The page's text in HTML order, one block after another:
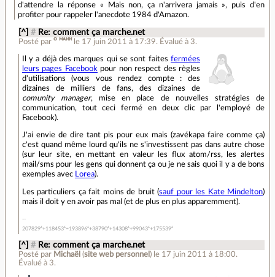
d'attendre la réponse « Mais non, ça n'arrivera jamais », puis d'en
profiter pour rappeler l'anecdote 1984 d'Amazon.
[^] # Re: comment ça marche.net
Posté par ᴼ ᴹᴬᴺᴺ le 17 juin 2011 à 17:39. Évalué à 3.
Il y a déjà des marques qui se sont faites fermées
leurs pages Facebook pour non respect des règles
d'utilisations (vous vous rendez compte : des
dizaines de milliers de fans, des dizaines de
comunity manager, mise en place de nouvelles stratégies de
communication, tout ceci fermé en deux clic par l'employé de
Facebook).
J'ai envie de dire tant pis pour eux mais (zavékapa faire comme ça)
c'est quand même lourd qu'ils ne s'investissent pas dans autre chose
(sur leur site, en mettant en valeur les flux atom/rss, les alertes
mail/sms pour les gens qui donnent ça ou je ne sais quoi il y a de bons
exemples avec Lorea).
Les particuliers ça fait moins de bruit (sauf pour les Kate Mindelton)
mais il doit y en avoir pas mal (et de plus en plus apparemment).
207829⁶+118453⁶=193896⁶+38790⁶+14308⁶+99043⁶+175539⁶
[^] # Re: comment ça marche.net
Posté par Michaël (site web personnel ) le 17 juin 2011 à 18:00.
Évalué à 3.